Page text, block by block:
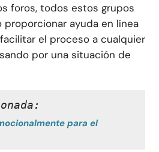
foros, todos estos grupos
ayuda en línea
el proceso a cualquier
por una situación de
para el